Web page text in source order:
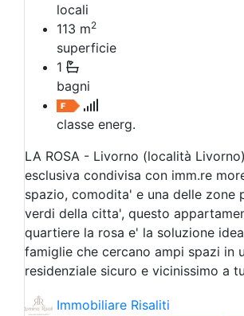
locali
113 m2
superficie
1
bagni
classe energ.
LA ROSA - Livorno (località Livorno)
esclusiva condivisa con imm.re
spazio, comodita' e una delle zone
verdi della citta', questo
quartiere la rosa e' la soluzione
famiglie che cercano ampi spazi in
residenziale sicuro e vicinissimo a
Immobiliare Risaliti